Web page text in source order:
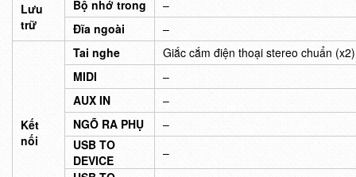
Lưu
trữ
Bộ nhớ trong
–
Đĩa ngoài
–
Kết
nối
Tai nghe
Giắc cắm điện thoại stereo chuẩn (x2)
MIDI
–
AUX IN
–
NGÕ RA PHỤ
–
USB TO
DEVICE
–